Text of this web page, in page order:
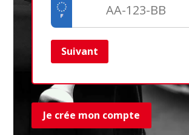
Suivant
Je crée mon compte